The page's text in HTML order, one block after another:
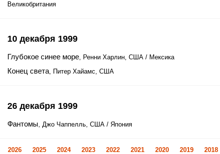
Великобритания
10 декабря 1999
Глубокое синее море, Ренни Харлин, США / Мексика
Конец света, Питер Хайамс, США
26 декабря 1999
Фантомы, Джо Чаппелль, США / Япония
2026 2025 2024 2023 2022 2021 2020 2019 2018